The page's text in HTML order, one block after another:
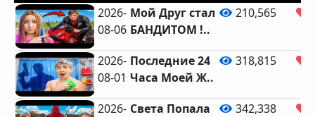
2026-
08-06
Мой Друг стал
БАНДИТОМ !..
210,565
2026-
08-01
Последние 24
Часа Моей Ж..
318,815
2026- Света Попала
342,338